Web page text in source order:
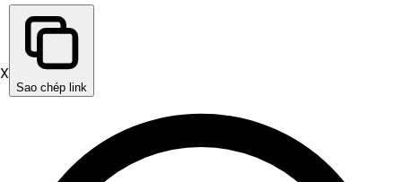
X
Sao chép link